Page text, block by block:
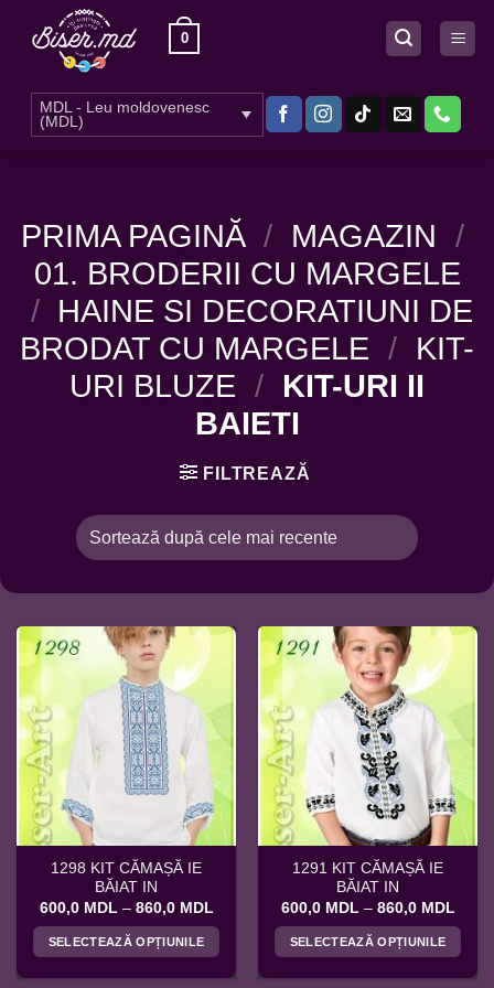
0
MDL - Leu moldovenesc
(MDL)
PRIMA PAGINĂ / MAGAZIN /
01. BRODERII CU MARGELE
/ HAINE SI DECORATIUNI DE
BRODAT CU MARGELE / KIT-
URI BLUZE / KIT-URI II
BAIETI
FILTREAZĂ
1298 KIT CĂMAȘĂ IE
BĂIAT IN
600,0 MDL – 860,0 MDL
prețuri:
600,0 MDL
la
SELECTEAZĂ OPȚIUNILE
1291 KIT CĂMAȘĂ IE
BĂIAT IN
600,0 MDL – 860,0 MDL
la
SELECTEAZĂ OPȚIUNILE